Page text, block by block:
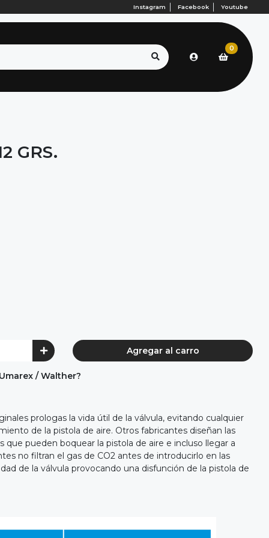
Instagram Facebook Youtube
0
GRS.
Agregar al carro
/ Walther?
prologas la vida útil de la válvula, evitando cualquier
de la pistola de aire. Otros fabricantes diseñan las
que pueden boquear la pistola de aire e incluso llegar a
no filtran el gas de CO2 antes de introducirlo en las
de la válvula provocando una disfunción de la pistola de